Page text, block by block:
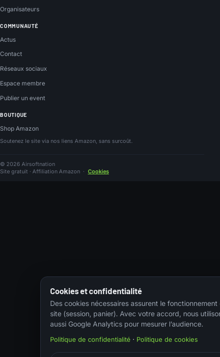
Organisateurs
COMMUNAUTÉ
Actus
Contact
Réseaux sociaux
Espace membre
Publier un event
BOUTIQUE
Shop Amazon
Soutenez le site via nos liens Amazon, sans surcoût.
© 2026 Airsoftnation
Site gratuit · Affiliation Amazon · Cookies
Cookies et confidentialité
Des cookies nécessaires assurent le fonctionnement
site (session, panier). Avec votre accord, nous
aussi Google Analytics pour mesurer l’audience.
Politique de confidentialité · Politique de cookies